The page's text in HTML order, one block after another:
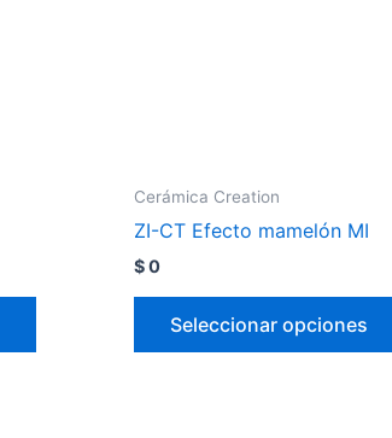
Cerámica Creation
ZI-CT Efecto mamelón MI
$0
Seleccionar opciones